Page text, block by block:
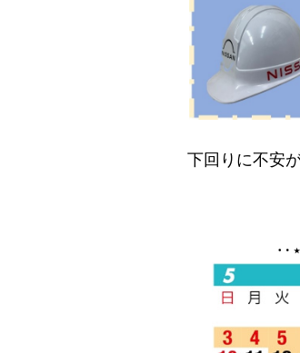
下回りに不安